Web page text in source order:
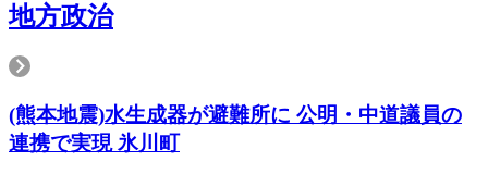
地方政治
(熊本地震)水生成器が避難所に 公明・中道議員の
連携で実現 氷川町